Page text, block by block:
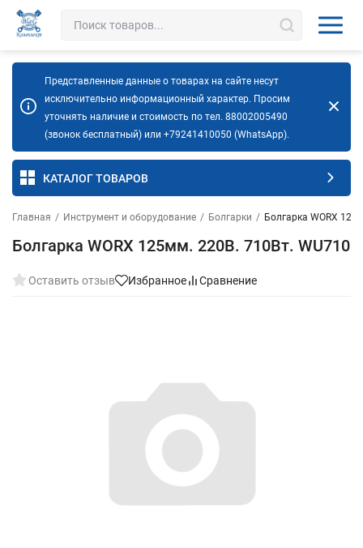
Представленные данные о товарах на сайте несут
исключительно информационный характер. Просим
уточнять наличие и стоимость по тел. 88002005490
(звонок бесплатный) или +79241410050 (WhatsApp).
КАТАЛОГ ТОВАРОВ
Главная / Инструмент и оборудование / Болгарки / Болгарка WORX
Болгарка WORX 125мм. 220В. 710Вт. WU710
Оставить отзыв Избранное Сравнение